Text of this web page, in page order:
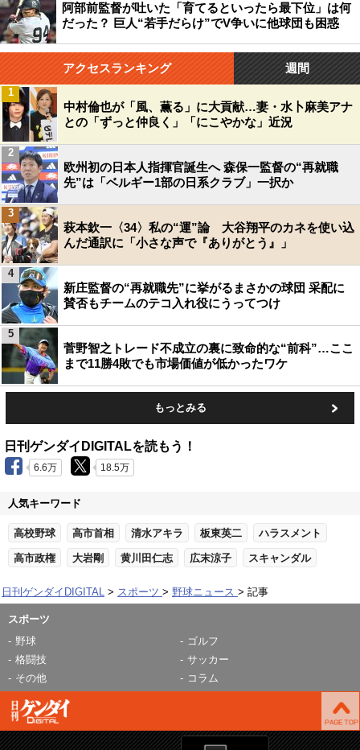
阿部前監督が吐いた「育てるといったら最下位」は何
だった？ 巨人“若手だらけ”でV争いに他球団も困惑
アクセスランキング 週間
中村倫也が「風、薫る」に大貢献…妻・水卜麻美アナ
との「ずっと仲良く」「にこやかな」近況
1
欧州初の日本人指揮官誕生へ 森保一監督の“再就職
先”は「ベルギー1部の日系クラブ」一択か
2
萩本欽一〈34〉私の“運”論 大谷翔平のカネを使い込
んだ通訳に「小さな声で『ありがとう』」
3
新庄監督の“再就職先”に挙がるまさかの球団 采配に
賛否もチームのテコ入れ役にうってつけ
4
菅野智之トレード不成立の裏に致命的な“前科”…ここ
まで11勝4敗でも市場価値が低かったワケ
5
もっとみる
日刊ゲンダイDIGITALを読もう！
6.6万 18.5万
人気キーワード
高校野球 高市首相 清水アキラ 板東英二 ハラスメント
高市政権 大岩剛 黄川田仁志 広末涼子 スキャンダル
日刊ゲンダイDIGITAL スポーツ 野球ニュース 記事
スポーツ
野球
ゴルフ
格闘技
サッカー
その他
コラム